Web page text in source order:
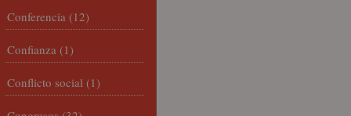
Conferencia (12)
Confianza (1)
Conflicto social (1)